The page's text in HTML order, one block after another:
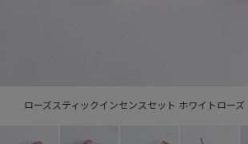
ローズスティックインセンスセット ホワイトローズ